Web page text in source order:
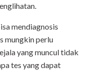
mendiagnosis
mungkin perlu
yang muncul tidak
tes yang dapat